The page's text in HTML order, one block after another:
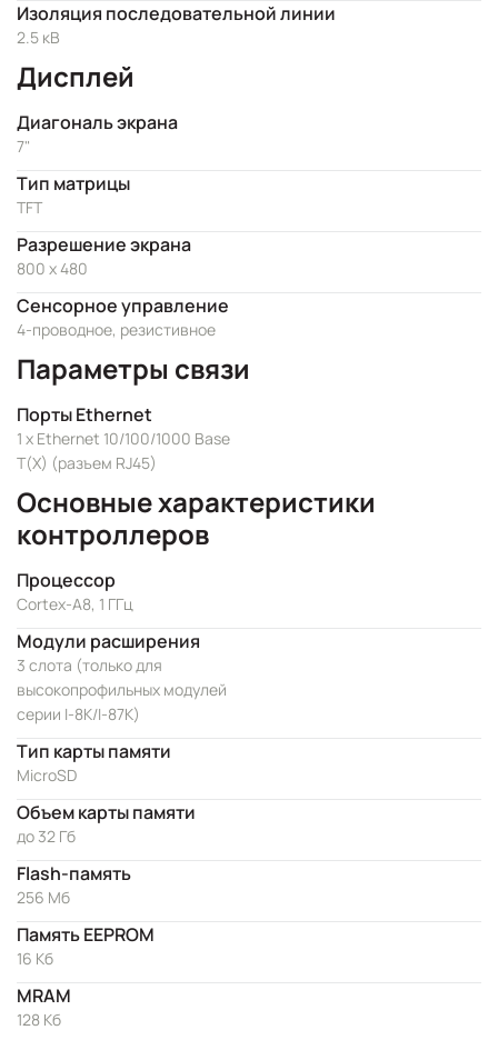
Изоляция последовательной линии
2.5 кВ
Дисплей
Диагональ экрана
7"
Тип матрицы
TFT
Разрешение экрана
800 x 480
Сенсорное управление
4-проводное, резистивное
Параметры связи
Порты Ethernet
1 x Ethernet 10/100/1000 Base
T(X) (разъем RJ45)
Основные характеристики
контроллеров
Процессор
Cortex-A8, 1 ГГц
Модули расширения
3 слота (только для
высокопрофильных модулей
серии I-8K/I-87K)
Тип карты памяти
MicroSD
Объем карты памяти
до 32 Гб
Flash-память
256 Мб
Память EEPROM
16 Кб
MRAM
128 Кб